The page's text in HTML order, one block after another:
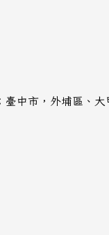
中市，外埔區、大